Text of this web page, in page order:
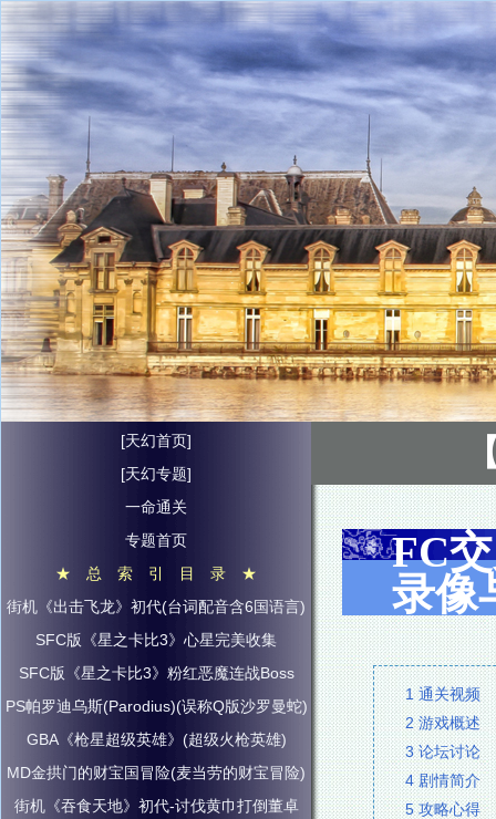
FC
录像
1 通关视频
2 游戏概述
3 论坛讨论
4 剧情简介
5 攻略心得
[天幻首页]
[天幻专题]
一命通关
专题首页
★ 总 索 引 目 录 ★
街机《出击飞龙》初代(台词配音含6国语言)
SFC版《星之卡比3》心星完美收集
SFC版《星之卡比3》粉红恶魔连战Boss
PS帕罗迪乌斯(Parodius)(误称Q版沙罗曼蛇)
GBA《枪星超级英雄》(超级火枪英雄)
MD金拱门的财宝国冒险(麦当劳的财宝冒险)
街机《吞食天地》初代-讨伐黄巾打倒董卓